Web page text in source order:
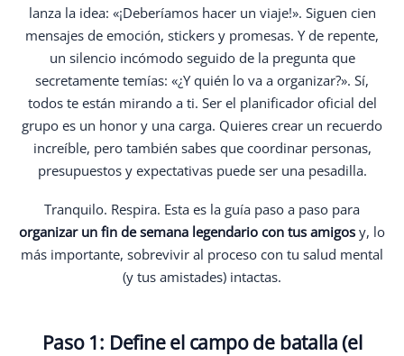
lanza la idea: «¡Deberíamos hacer un viaje!». Siguen cien
mensajes de emoción, stickers y promesas. Y de repente,
un silencio incómodo seguido de la pregunta que
secretamente temías: «¿Y quién lo va a organizar?». Sí,
todos te están mirando a ti. Ser el planificador oficial del
grupo es un honor y una carga. Quieres crear un recuerdo
increíble, pero también sabes que coordinar personas,
presupuestos y expectativas puede ser una pesadilla.
Tranquilo. Respira. Esta es la guía paso a paso para
organizar un fin de semana legendario con tus amigos y, lo
más importante, sobrevivir al proceso con tu salud mental
(y tus amistades) intactas.
Paso 1: Define el campo de batalla (el